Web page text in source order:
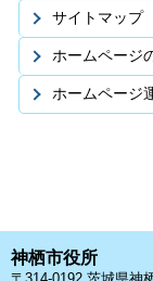
サイトマップ
ホームページ
ホームページ
神栖市役所